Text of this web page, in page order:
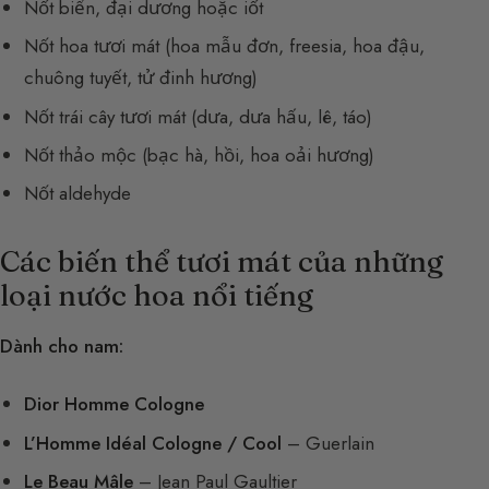
Nốt biển, đại dương hoặc iốt
Nốt hoa tươi mát (hoa mẫu đơn, freesia, hoa đậu,
chuông tuyết, tử đinh hương)
Nốt trái cây tươi mát (dưa, dưa hấu, lê, táo)
Nốt thảo mộc (bạc hà, hồi, hoa oải hương)
Nốt aldehyde
Các biến thể tươi mát của những
loại nước hoa nổi tiếng
Dành cho nam:
Dior Homme Cologne
L’Homme Idéal Cologne / Cool – Guerlain
Le Beau Mâle – Jean Paul Gaultier